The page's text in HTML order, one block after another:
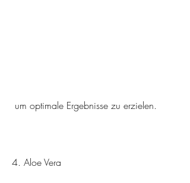
um optimale Ergebnisse zu erzielen.
4. Aloe Vera